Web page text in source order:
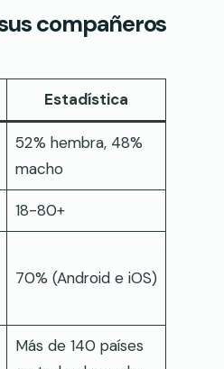
compañeros
Estadística
52% hembra, 48%
macho
18-80+
70% (Android e iOS)
Más de 140 países